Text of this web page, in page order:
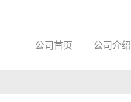
公司首页 公司介绍